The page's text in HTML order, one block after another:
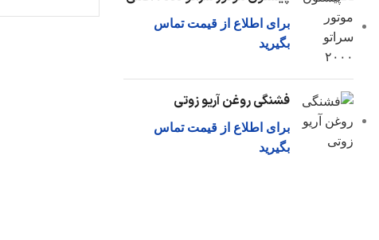
برای اطلاع از قیمت تماس
بگیرید
فشنگی روغن آریو زوتی
برای اطلاع از قیمت تماس
بگیرید